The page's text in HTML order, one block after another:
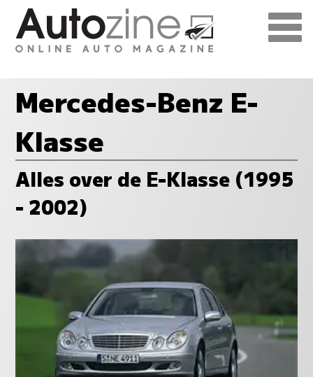
Mercedes-Benz E-
Klasse
Alles over de E-Klasse (1995
- 2002)